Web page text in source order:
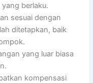
berlaku.
sesuai dengan
ditetapkan, baik
yang luar biasa
kompensasi